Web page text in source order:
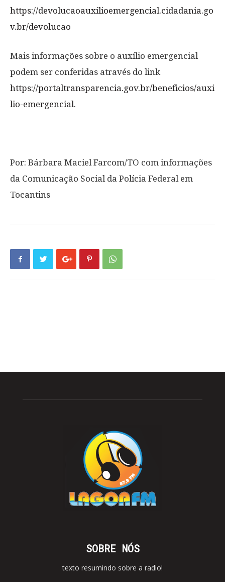
https://devolucaoauxilioemergencial.cidadania.go
v.br/devolucao
Mais informações sobre o auxílio emergencial
podem ser conferidas através do link
https://portaltransparencia.gov.br/beneficios/auxi
lio-emergencial.
Por: Bárbara Maciel Farcom/TO com informações
da Comunicação Social da Polícia Federal em
Tocantins
SOBRE NÓS
texto resumindo sobre a radio!